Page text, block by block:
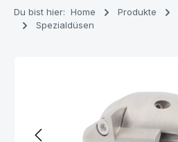
Du bist hier: Home Produkte
Spezialdüsen